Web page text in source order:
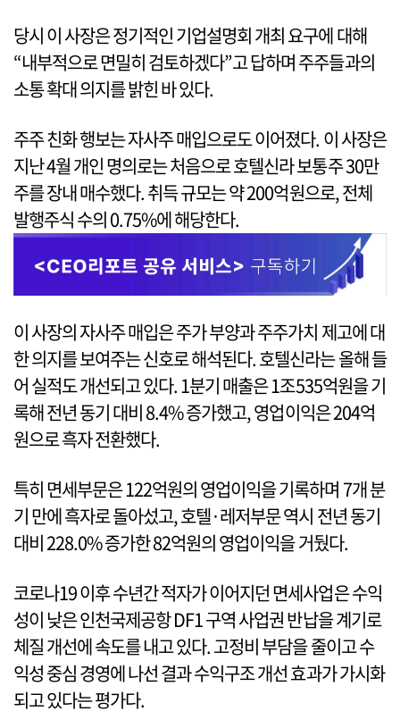
당시 이 사장은 정기적인 기업설명회 개최 요구에 대해
“내부적으로 면밀히 검토하겠다”고 답하며 주주들과의
소통 확대 의지를 밝힌 바 있다.
주주 친화 행보는 자사주 매입으로도 이어졌다. 이 사장은
지난 4월 개인 명의로는 처음으로 호텔신라 보통주 30만
주를 장내 매수했다. 취득 규모는 약 200억원으로, 전체
발행주식 수의 0.75%에 해당한다.
이 사장의 자사주 매입은 주가 부양과 주주가치 제고에 대
한 의지를 보여주는 신호로 해석된다. 호텔신라는 올해 들
어 실적도 개선되고 있다. 1분기 매출은 1조535억원을 기
록해 전년 동기 대비 8.4% 증가했고, 영업이익은 204억
원으로 흑자 전환했다.
특히 면세부문은 122억원의 영업이익을 기록하며 7개 분
기 만에 흑자로 돌아섰고, 호텔·레저부문 역시 전년 동기
대비 228.0% 증가한 82억원의 영업이익을 거뒀다.
코로나19 이후 수년간 적자가 이어지던 면세사업은 수익
성이 낮은 인천국제공항 DF1 구역 사업권 반납을 계기로
체질 개선에 속도를 내고 있다. 고정비 부담을 줄이고 수
익성 중심 경영에 나선 결과 수익구조 개선 효과가 가시화
되고 있다는 평가다.